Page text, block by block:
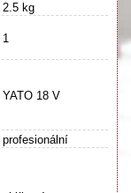
2.5 kg
1
YATO 18 V
profesionální